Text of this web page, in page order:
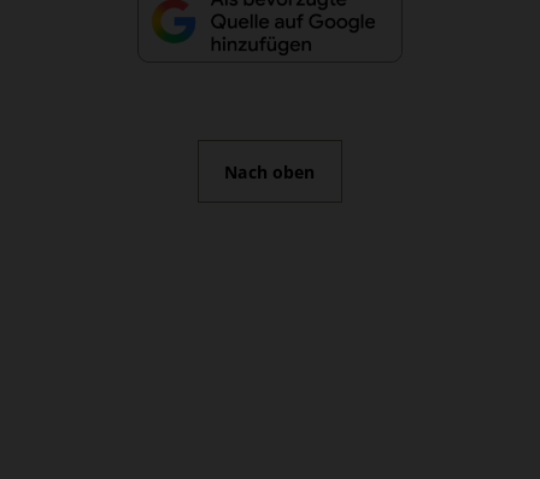
Nach oben